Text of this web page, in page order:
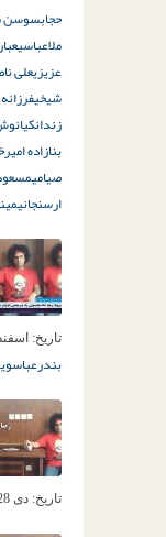
حجابسوسن
ملاعباسی
عزیزیعلی
شیخی
زندان
بنازاده
صیامی
ارسنجانی
تاریخ: اسفند 14ام,
بندرعباس
تاریخ: دی 28ام, 1398